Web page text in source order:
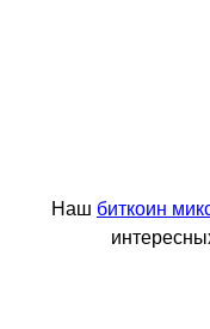
Наш биткоин